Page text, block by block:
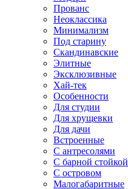
Прованс
Неоклассика
Минимализм
Под старину
Скандинавские
Элитные
Эксклюзивные
Хай-тек
Особенности
Для студии
Для хрущевки
Для дачи
Встроенные
С антресолями
С барной стойкой
С островом
Малогабаритные